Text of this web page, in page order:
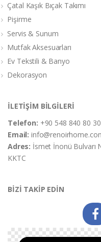
Çatal Kaşık Bıçak Takımı
Pişirme
Servis & Sunum
Mutfak Aksesuarları
Ev Tekstili & Banyo
Dekorasyon
İLETİŞİM BİLGİLERİ
Telefon: +90 548 840 80 30
Email:
Adres: İsmet İnonü Bulvarı
KKTC
BİZİ TAKİP EDİN